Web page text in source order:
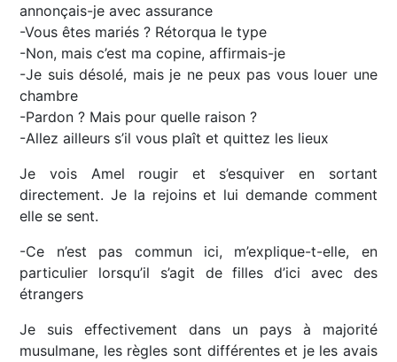
annonçais-je avec assurance
-Vous êtes mariés ? Rétorqua le type
-Non, mais c’est ma copine, affirmais-je
-Je suis désolé, mais je ne peux pas vous louer une
chambre
-Pardon ? Mais pour quelle raison ?
-Allez ailleurs s’il vous plaît et quittez les lieux
Je vois Amel rougir et s’esquiver en sortant
directement. Je la rejoins et lui demande comment
elle se sent.
-Ce n’est pas commun ici, m’explique-t-elle, en
particulier lorsqu’il s’agit de filles d’ici avec des
étrangers
Je suis effectivement dans un pays à majorité
musulmane, les règles sont différentes et je les avais